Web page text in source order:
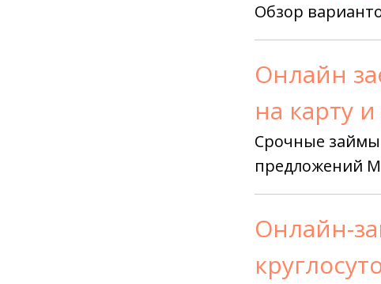
Обзор
Онлайн
на карту
Срочные займы
предложений
Онлайн-